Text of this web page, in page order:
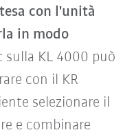
con l'unità
in modo
sulla KL 4000 può
con il KR
selezionare il
e combinare